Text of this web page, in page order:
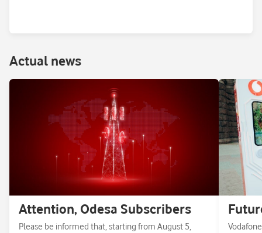
Аctual news
Attention, Odesa Subscribers
Please be informed that, starting from August 5,